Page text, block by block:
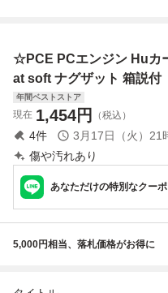
☆PCE PCエンジン Huカ
at soft ナグザット 箱説付
年間ベストストア
現在 1,454円 （税込）
4件 3月17日（火）21
傷や汚れあり
あなただけの特別なクー
5,000円相当、落札価格がお得に